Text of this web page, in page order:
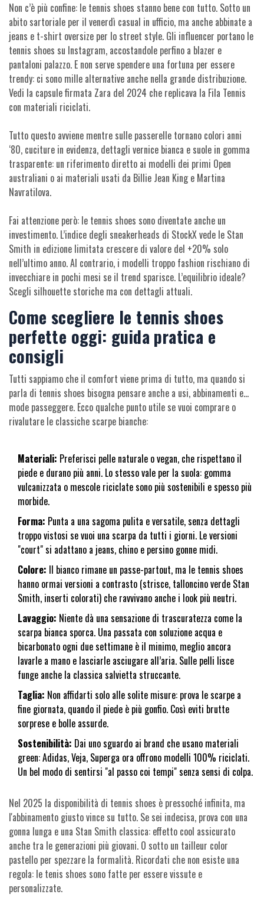
Non c’è più confine: le tennis shoes stanno bene con tutto. Sotto un
abito sartoriale per il venerdì casual in ufficio, ma anche abbinate a
jeans e t-shirt oversize per lo street style. Gli influencer portano le
tennis shoes su Instagram, accostandole perfino a blazer e
pantaloni palazzo. E non serve spendere una fortuna per essere
trendy: ci sono mille alternative anche nella grande distribuzione.
Vedi la capsule firmata Zara del 2024 che replicava la Fila Tennis
con materiali riciclati.
Tutto questo avviene mentre sulle passerelle tornano colori anni
‘80, cuciture in evidenza, dettagli vernice bianca e suole in gomma
trasparente: un riferimento diretto ai modelli dei primi Open
australiani o ai materiali usati da Billie Jean King e Martina
Navratilova.
Fai attenzione però: le tennis shoes sono diventate anche un
investimento. L’indice degli sneakerheads di StockX vede le Stan
Smith in edizione limitata crescere di valore del +20% solo
nell’ultimo anno. Al contrario, i modelli troppo fashion rischiano di
invecchiare in pochi mesi se il trend sparisce. L’equilibrio ideale?
Scegli silhouette storiche ma con dettagli attuali.
Come scegliere le tennis shoes
perfette oggi: guida pratica e
consigli
Tutti sappiamo che il comfort viene prima di tutto, ma quando si
parla di tennis shoes bisogna pensare anche a usi, abbinamenti e…
mode passeggere. Ecco qualche punto utile se vuoi comprare o
rivalutare le classiche scarpe bianche:
Materiali: Preferisci pelle naturale o vegan, che rispettano il
piede e durano più anni. Lo stesso vale per la suola: gomma
vulcanizzata o mescole riciclate sono più sostenibili e spesso più
morbide.
Forma: Punta a una sagoma pulita e versatile, senza dettagli
troppo vistosi se vuoi una scarpa da tutti i giorni. Le versioni
"court" si adattano a jeans, chino e persino gonne midi.
Colore: Il bianco rimane un passe-partout, ma le tennis shoes
hanno ormai versioni a contrasto (strisce, talloncino verde Stan
Smith, inserti colorati) che ravvivano anche i look più neutri.
Lavaggio: Niente dà una sensazione di trascuratezza come la
scarpa bianca sporca. Una passata con soluzione acqua e
bicarbonato ogni due settimane è il minimo, meglio ancora
lavarle a mano e lasciarle asciugare all’aria. Sulle pelli lisce
funge anche la classica salvietta struccante.
Taglia: Non affidarti solo alle solite misure: prova le scarpe a
fine giornata, quando il piede è più gonfio. Così eviti brutte
sorprese e bolle assurde.
Sostenibilità: Dai uno sguardo ai brand che usano materiali
green: Adidas, Veja, Superga ora offrono modelli 100% riciclati.
Un bel modo di sentirsi "al passo coi tempi" senza sensi di colpa.
Nel 2025 la disponibilità di tennis shoes è pressoché infinita, ma
l'abbinamento giusto vince su tutto. Se sei indecisa, prova con una
gonna lunga e una Stan Smith classica: effetto cool assicurato
anche tra le generazioni più giovani. O sotto un tailleur color
pastello per spezzare la formalità. Ricordati che non esiste una
regola: le tenis shoes sono fatte per essere vissute e
personalizzate.